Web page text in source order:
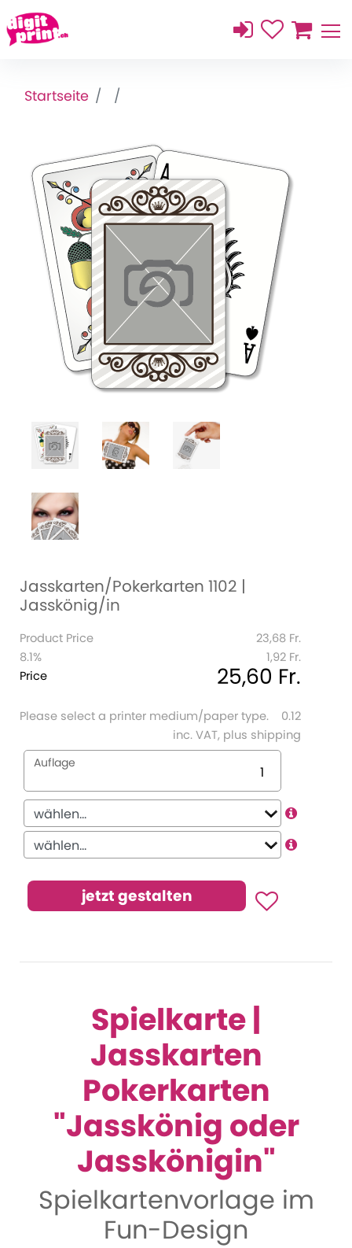
Startseite
Jasskarten/Pokerkarten 1102 |
Jasskönig/in
Product Price
23,68 Fr.
8.1%
1,92 Fr.
Price
25,60 Fr.
Please select a printer medium/paper type.
0.12
inc. VAT, plus shipping
Auflage
Spielkarte |
Jasskarten
Pokerkarten
"Jasskönig oder
Jasskönigin"
Spielkartenvorlage im
Fun-Design